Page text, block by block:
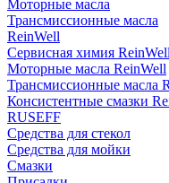
Моторные масла
Трансмиссионные масла
ReinWell
Сервисная химия ReinWell
Моторные масла ReinWell
Трансмиссионные масла
Консистентные смазки
RUSEFF
Средства для стекол
Средства для мойки
Смазки